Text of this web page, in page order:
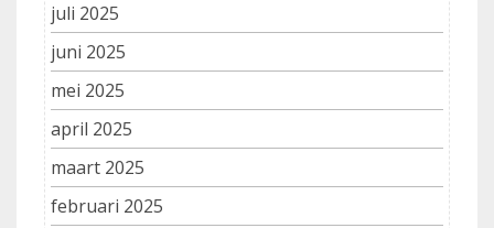
juli 2025
juni 2025
mei 2025
april 2025
maart 2025
februari 2025